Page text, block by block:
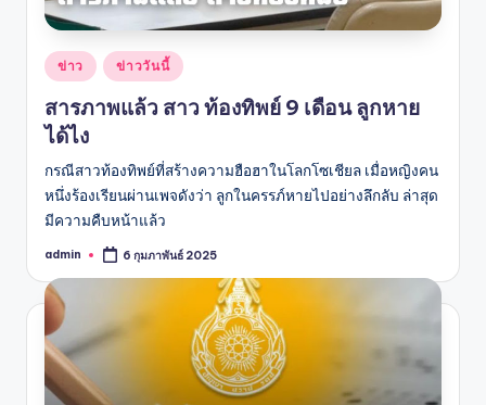
Posted
in
ข่าว ข่าววันนี้
สารภาพแล้ว สาว ท้องทิพย์ 9 เดือน ลูกหาย
ได้ไง
กรณีสาวท้องทิพย์ที่สร้างความฮือฮาในโลกโซเชียล เมื่อหญิงคน
หนึ่งร้องเรียนผ่านเพจดังว่า ลูกในครรภ์หายไปอย่างลึกลับ ล่าสุด
มีความคืบหน้าแล้ว
Posted
admin 6 กุมภาพันธ์ 2025